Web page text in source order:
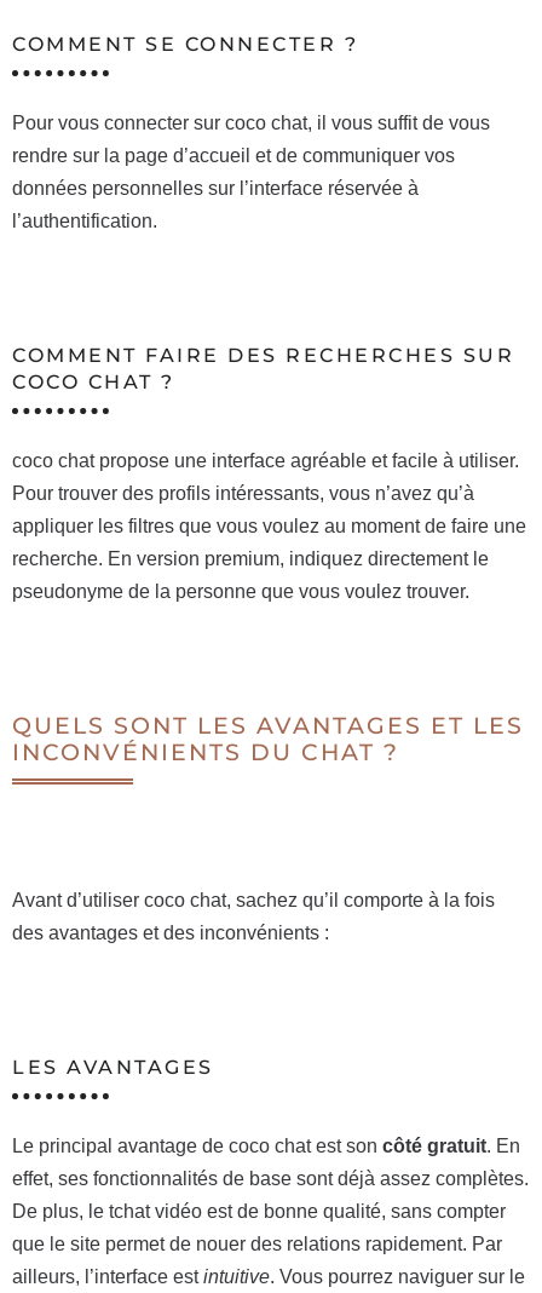
COMMENT SE CONNECTER ?
Pour vous connecter sur coco chat, il vous suffit de vous
rendre sur la page d’accueil et de communiquer vos
données personnelles sur l’interface réservée à
l’authentification.
COMMENT FAIRE DES RECHERCHES SUR
COCO CHAT ?
coco chat propose une interface agréable et facile à utiliser.
Pour trouver des profils intéressants, vous n’avez qu’à
appliquer les filtres que vous voulez au moment de faire une
recherche. En version premium, indiquez directement le
pseudonyme de la personne que vous voulez trouver.
QUELS SONT LES AVANTAGES ET LES
INCONVÉNIENTS DU CHAT ?
Avant d’utiliser coco chat, sachez qu’il comporte à la fois
des avantages et des inconvénients :
LES AVANTAGES
Le principal avantage de coco chat est son côté gratuit. En
effet, ses fonctionnalités de base sont déjà assez complètes.
De plus, le tchat vidéo est de bonne qualité, sans compter
que le site permet de nouer des relations rapidement. Par
ailleurs, l’interface estintuitive. Vous pourrez naviguer sur le